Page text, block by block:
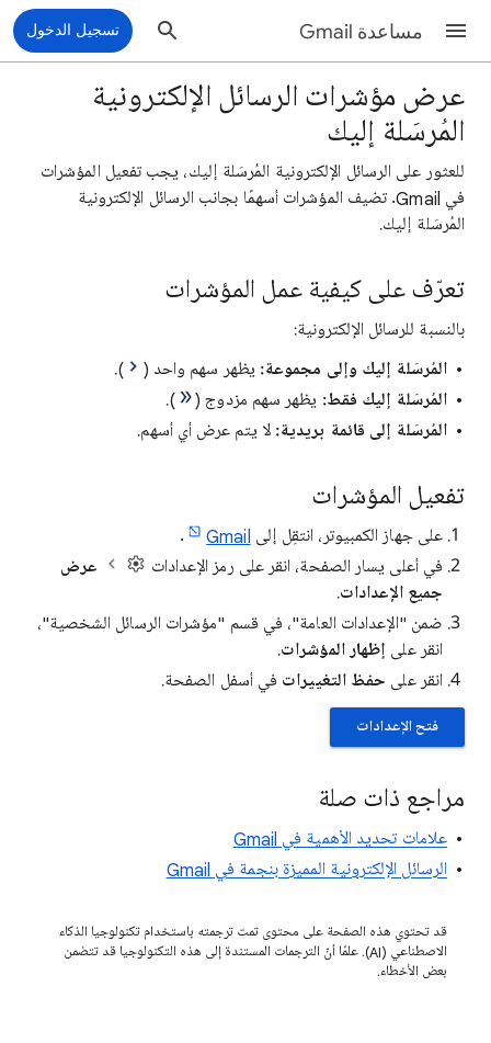
مساعدة Gmail تسجيل الدخول
عرض مؤشرات الرسائل الإلكترونية
المُرسَلة إليك
للعثور على الرسائل الإلكترونية المُرسَلة إليك، يجب تفعيل المؤشرات
في Gmail. تضيف المؤشرات أسهمًا بجانب الرسائل الإلكترونية
المُرسَلة إليك.
تعرّف على كيفية عمل المؤشرات
بالنسبة للرسائل الإلكترونية:
المُرسَلة إليك وإلى مجموعة: يظهر سهم واحد (
).
المُرسَلة إليك فقط: يظهر سهم مزدوج (
).
المُرسَلة إلى قائمة بريدية: لا يتم عرض أي أسهم.
تفعيل المؤشرات
على جهاز الكمبيوتر، انتقِل إلى Gmail
.
في أعلى يسار الصفحة، انقر على رمز الإعدادات
عرض
جميع الإعدادات.
ضمن "الإعدادات العامة"، في قسم "مؤشرات الرسائل الشخصية"،
انقر على إظهار المؤشرات.
انقر على حفظ التغييرات في أسفل الصفحة.
فتح الإعدادات
مراجع ذات صلة
علامات تحديد الأهمية في Gmail
الرسائل الإلكترونية المميزة بنجمة في Gmail
قد تحتوي هذه الصفحة على محتوى تمت ترجمته باستخدام تكنولوجيا الذكاء
الاصطناعي (AI). علمًا أنّ الترجمات المستندة إلى هذه التكنولوجيا قد تتضمن
بعض الأخطاء.